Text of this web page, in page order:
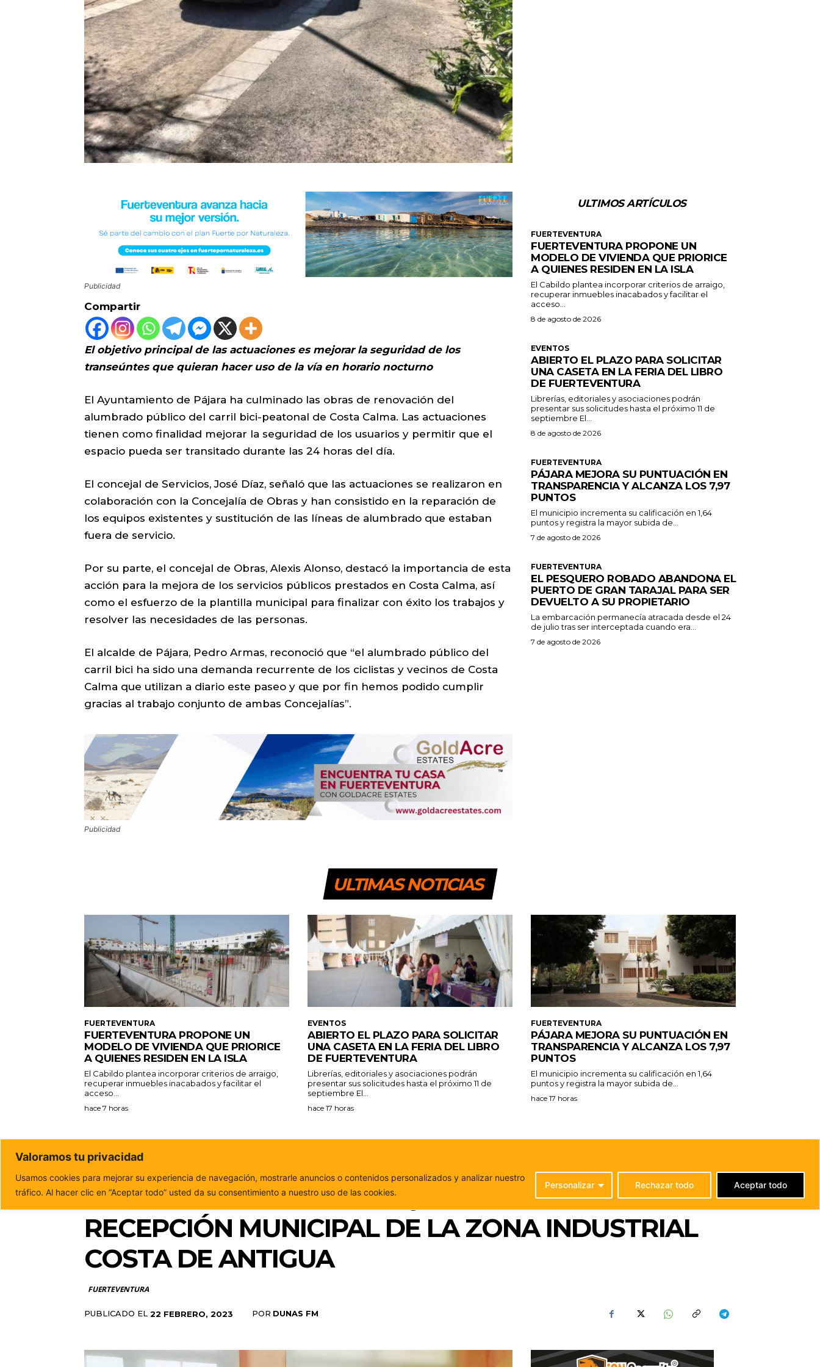
Publicidad
Compartir
El objetivo principal de las actuaciones es mejorar la seguridad de los
transeúntes que quieran hacer uso de la vía en horario nocturno
El Ayuntamiento de Pájara ha culminado las obras de renovación del
alumbrado público del carril bici-peatonal de Costa Calma. Las actuaciones
tienen como finalidad mejorar la seguridad de los usuarios y permitir que el
espacio pueda ser transitado durante las 24 horas del día.
El concejal de Servicios, José Díaz, señaló que las actuaciones se realizaron en
colaboración con la Concejalía de Obras y han consistido en la reparación de
los equipos existentes y sustitución de las líneas de alumbrado que estaban
fuera de servicio.
Por su parte, el concejal de Obras, Alexis Alonso, destacó la importancia de esta
acción para la mejora de los servicios públicos prestados en Costa Calma, así
como el esfuerzo de la plantilla municipal para finalizar con éxito los trabajos y
resolver las necesidades de las personas.
El alcalde de Pájara, Pedro Armas, reconoció que “el alumbrado público del
carril bici ha sido una demanda recurrente de los ciclistas y vecinos de Costa
Calma que utilizan a diario este paseo y que por fin hemos podido cumplir
gracias al trabajo conjunto de ambas Concejalías”.
Publicidad
ULTIMOS ARTÍCULOS
FUERTEVENTURA
FUERTEVENTURA PROPONE UN
MODELO DE VIVIENDA QUE PRIORICE
A QUIENES RESIDEN EN LA ISLA
El Cabildo plantea incorporar criterios de arraigo,
recuperar inmuebles inacabados y facilitar el
acceso...
8 de agosto de 2026
EVENTOS
ABIERTO EL PLAZO PARA SOLICITAR
UNA CASETA EN LA FERIA DEL LIBRO
DE FUERTEVENTURA
Librerías, editoriales y asociaciones podrán
presentar sus solicitudes hasta el próximo 11 de
septiembre El...
8 de agosto de 2026
FUERTEVENTURA
PÁJARA MEJORA SU PUNTUACIÓN EN
TRANSPARENCIA Y ALCANZA LOS 7,97
PUNTOS
El municipio incrementa su calificación en 1,64
puntos y registra la mayor subida de...
7 de agosto de 2026
FUERTEVENTURA
EL PESQUERO ROBADO ABANDONA EL
PUERTO DE GRAN TARAJAL PARA SER
DEVUELTO A SU PROPIETARIO
La embarcación permanecía atracada desde el 24
de julio tras ser interceptada cuando era...
7 de agosto de 2026
ULTIMAS NOTICIAS
FUERTEVENTURA
FUERTEVENTURA PROPONE UN
MODELO DE VIVIENDA QUE PRIORICE
A QUIENES RESIDEN EN LA ISLA
El Cabildo plantea incorporar criterios de arraigo,
recuperar inmuebles inacabados y facilitar el
acceso...
hace 7 horas
EVENTOS
ABIERTO EL PLAZO PARA SOLICITAR
UNA CASETA EN LA FERIA DEL LIBRO
DE FUERTEVENTURA
Librerías, editoriales y asociaciones podrán
presentar sus solicitudes hasta el próximo 11 de
septiembre El...
hace 17 horas
FUERTEVENTURA
PÁJARA MEJORA SU PUNTUACIÓN EN
TRANSPARENCIA Y ALCANZA LOS 7,97
PUNTOS
El municipio incrementa su calificación en 1,64
puntos y registra la mayor subida de...
hace 17 horas